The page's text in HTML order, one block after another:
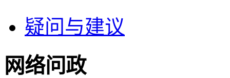
疑问与建议
网络问政